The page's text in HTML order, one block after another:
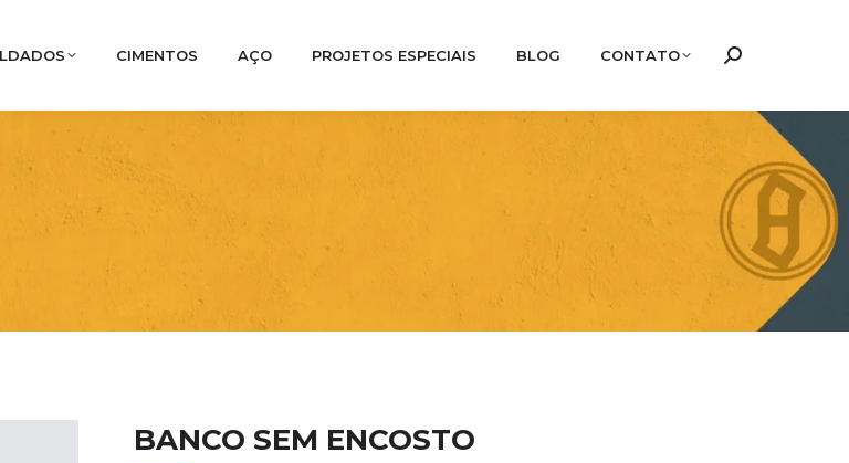
CIMENTOS AÇO PROJETOS ESPECIAIS BLOG CONTATO Search:
BANCO SEM ENCOSTO